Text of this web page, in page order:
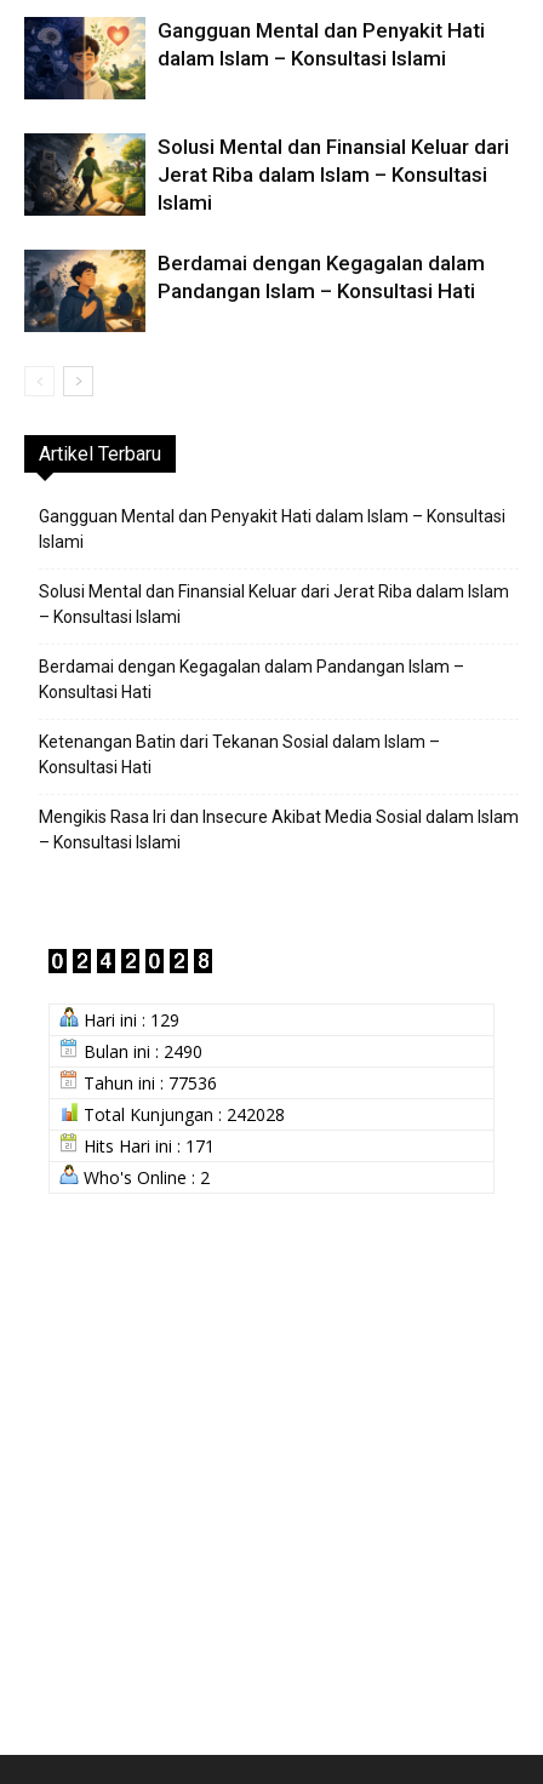
Gangguan Mental dan Penyakit Hati
dalam Islam – Konsultasi Islami
Solusi Mental dan Finansial Keluar dari
Jerat Riba dalam Islam – Konsultasi
Islami
Berdamai dengan Kegagalan dalam
Pandangan Islam – Konsultasi Hati
Artikel Terbaru
Gangguan Mental dan Penyakit Hati dalam Islam – Konsultasi
Islami
Solusi Mental dan Finansial Keluar dari Jerat Riba dalam Islam
– Konsultasi Islami
Berdamai dengan Kegagalan dalam Pandangan Islam –
Konsultasi Hati
Ketenangan Batin dari Tekanan Sosial dalam Islam –
Konsultasi Hati
Mengikis Rasa Iri dan Insecure Akibat Media Sosial dalam Islam
– Konsultasi Islami
Hari ini : 129
Bulan ini : 2490
Tahun ini : 77536
Total Kunjungan : 242028
Hits Hari ini : 171
Who's Online : 2